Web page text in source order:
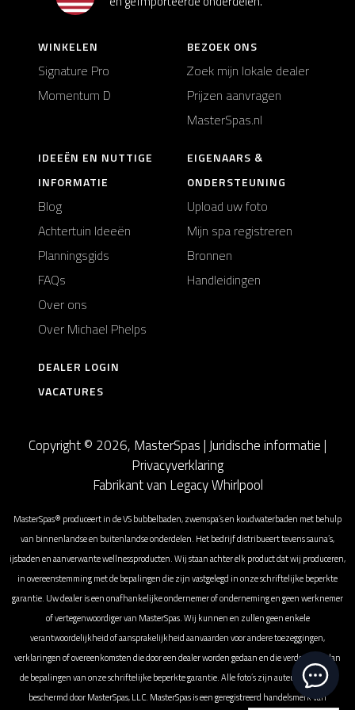
WINKELEN
Signature Pro
Momentum D
BEZOEK ONS
Zoek mijn lokale dealer
Prijzen aanvragen
MasterSpas.nl
IDEEËN EN NUTTIGE
INFORMATIE
Blog
Achtertuin Ideeën
Planningsgids
FAQs
Over ons
Over Michael Phelps
EIGENAARS &
ONDERSTEUNING
Upload uw foto
Mijn spa registreren
Bronnen
Handleidingen
DEALER LOGIN
VACATURES
Copyright © 2026, MasterSpas | Juridische informatie|
Privacyverklaring
Fabrikant van Legacy Whirlpool
MasterSpas® produceert in de VS bubbelbaden, zwemspa’s en koudwaterbaden met behulp
van binnenlandse en buitenlandse onderdelen. Het bedrijf distribueert tevens sauna’s,
ijsbaden en aanverwante wellnessproducten. Wij staan achter elk product dat wij produceren,
in overeenstemming met de bepalingen die zijn vastgelegd in onze schriftelijke beperkte
garantie. Uw dealer is een onafhankelijke ondernemer of onderneming en geen werknemer
of vertegenwoordiger van MasterSpas. Wij kunnen en zullen geen enkele
verantwoordelijkheid of aansprakelijkheid aanvaarden voor andere toezeggingen,
verklaringen of overeenkomsten die door een dealer worden gedaan en die verder gaan dan
de bepalingen van onze schriftelijke beperkte garantie. Alle foto’s zijn auteursrechtelijk
beschermd door MasterSpas, LLC. MasterSpas is een geregistreerd handelsmerk van